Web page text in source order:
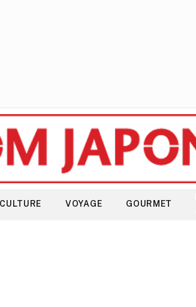
CULTURE VOYAGE GOURMET